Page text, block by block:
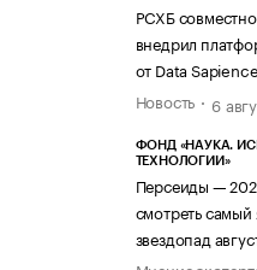
РСХБ
внедрил
от Data Sapience
Новость
6
ФОНД «НАУКА.
ТЕХНОЛОГИИ»
Персеиды —
смотреть самый
звездопад